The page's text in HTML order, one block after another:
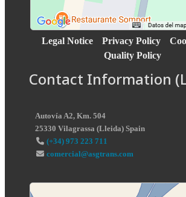
Legal Notice Privacy Policy
Quality Policy
Contact Information
Autovía A2, Km. 504
25330 Vilagrassa (Lleida) Spain
(+34) 973 223 711
comercial@asgtrans.com